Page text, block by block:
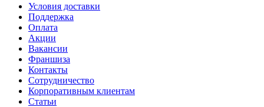
Условия доставки
Поддержка
Оплата
Акции
Вакансии
Франшиза
Контакты
Сотрудничество
Корпоративным клиентам
Статьи